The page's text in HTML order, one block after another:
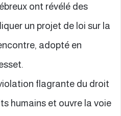
ont révélé des
un projet de loi sur la
adopté en
flagrante du droit
humains et ouvre la voie